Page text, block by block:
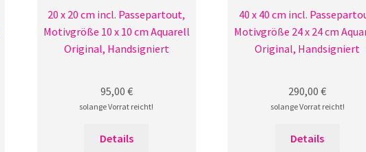
20 x 20 cm incl. Passepartout,
Motivgröße 10 x 10 cm Aquarell
Original, Handsigniert
95,00 €
solange Vorrat reicht!
Details
40 x 40 cm incl.
Motivgröße 24 x 24 cm
Original, Handsigniert
290,00€
solange Vorrat reicht!
Details